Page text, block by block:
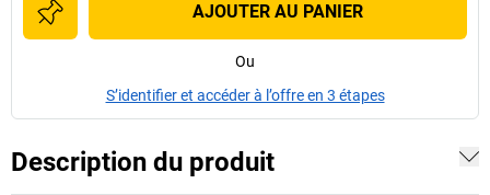
AJOUTER AU PANIER
Ou
S’identifier et accéder à l’offre en 3 étapes
Description du produit